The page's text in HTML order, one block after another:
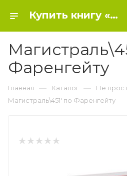
Купить книгу «Магистраль\451' по Фаренгейту» 2020, Брэдбери Р. - Не проставлена группа
Фаренгейту
Главная — Каталог — Не
Магистраль\451' по Фаренгейту